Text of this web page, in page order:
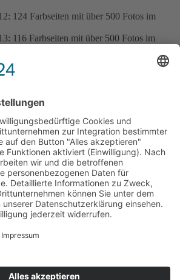
124 Farbseiten mit über 500 Fotos im
116 Farbseiten mit über 500 Fotos im
116 Farbseiten mit über 500 Fotos im
132 Farbseiten mit über 500 Fotos im
106 Farbseiten mit über 500 Fotos im
114 Farbseiten mit über 500 Fotos im
EUR 5,- plus Porto und Verpackung.